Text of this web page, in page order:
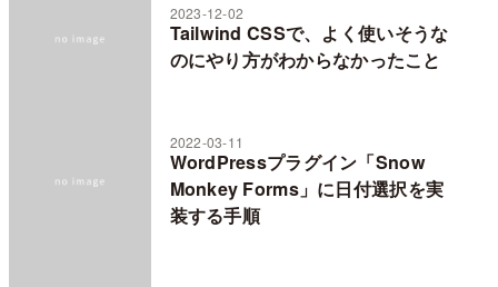
2023-12-02
Tailwind CSSで、よく使いそうな
のにやり方がわからなかったこと
2022-03-11
WordPressプラグイン「Snow
Monkey Forms」に日付選択を実
装する手順